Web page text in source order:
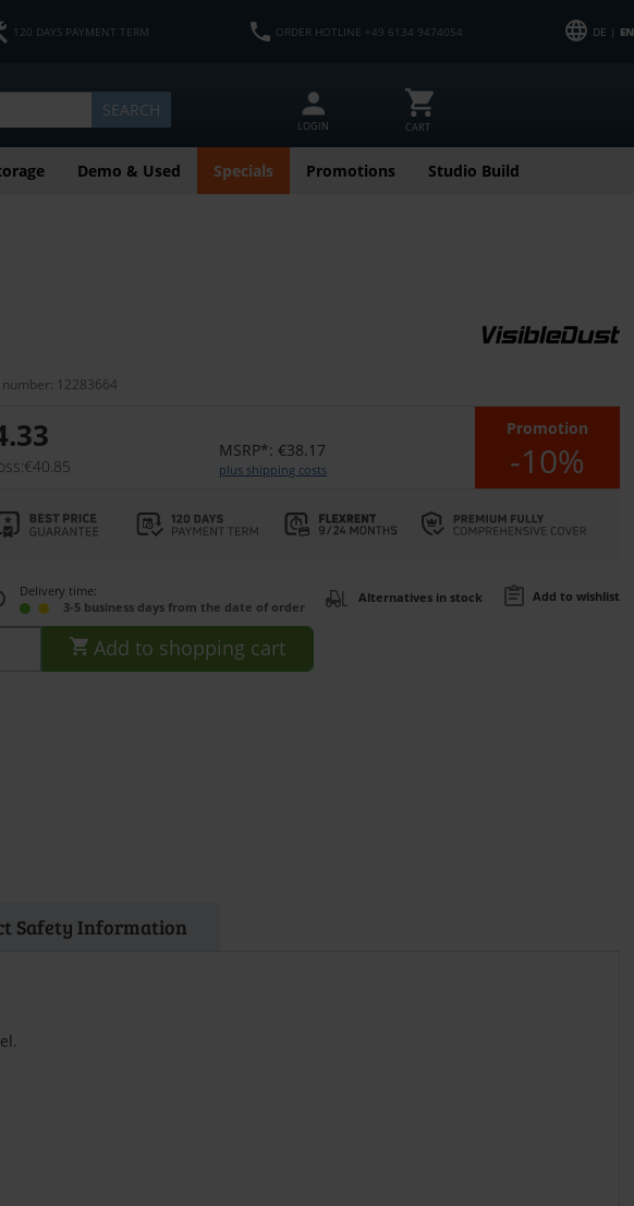
120 DAYS PAYMENT TERM ORDER HOTLINE +49 6134 9474054 DE | EN
SEARCH
LOGIN CART
Demo & Used Specials Promotions Studio Build
12283664
MSRP*: €38.17
plus shipping costs
Promotion
-10%
Delivery time:
3-5 business days from the date of order
Alternatives in stock Add to wishlist
Add to shopping cart
Safety Information